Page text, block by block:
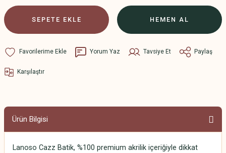
SEPETE EKLE HEMEN AL
Yorum Yaz Tavsiye Et Paylaş
Karşılaştır
Ürün Bilgisi
Lanoso Cazz Batik, %100 premium akrilik içeriğiyle dikkat